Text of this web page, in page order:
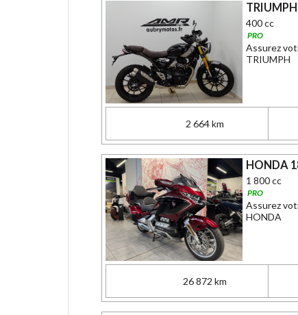
400 cc
PRO
Assurez
TRIUMPH
2 664 km
HONDA
1 800 cc
PRO
Assurez
HONDA
26 872 km